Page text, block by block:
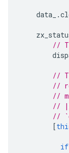
data_ .
//
//
//
//
//
//
[
if